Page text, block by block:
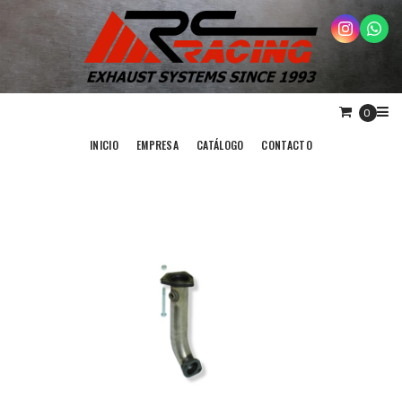
0
INICIO EMPRESA CATÁLOGO CONTACTO